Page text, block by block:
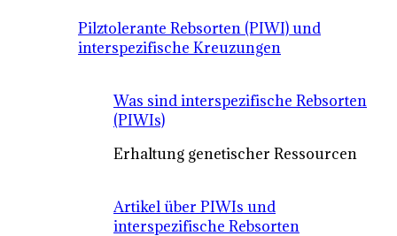
Pilztolerante Rebsorten (PIWI) und
interspezifische Kreuzungen
Was sind interspezifische Rebsorten
(PIWIs)
Erhaltung genetischer Ressourcen
Artikel über PIWIs und
interspezifische Rebsorten